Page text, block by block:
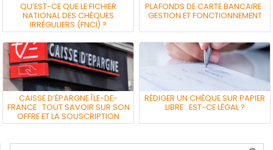
QU’EST-CE QUE LE FICHIER
NATIONAL DES CHÈQUES
IRRÉGULIERS (FNCI) ?
PLAFONDS DE CARTE BANCAIRE :
GESTION ET FONCTIONNEMENT
CAISSE D’ÉPARGNE ÎLE-DE-
FRANCE : TOUT SAVOIR SUR SON
OFFRE ET LA SOUSCRIPTION
RÉDIGER UN CHÈQUE SUR PAPIER
LIBRE : EST-CE LÉGAL ?